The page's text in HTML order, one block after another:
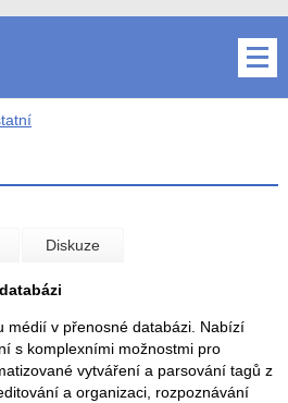
Diskuze
médií v přenosné databázi. Nabízí
s komplexními možnostmi pro
vytváření a parsování tagů z
a organizaci, rozpoznávání